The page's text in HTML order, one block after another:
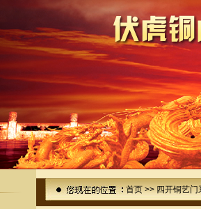
首页>>四开铜艺门